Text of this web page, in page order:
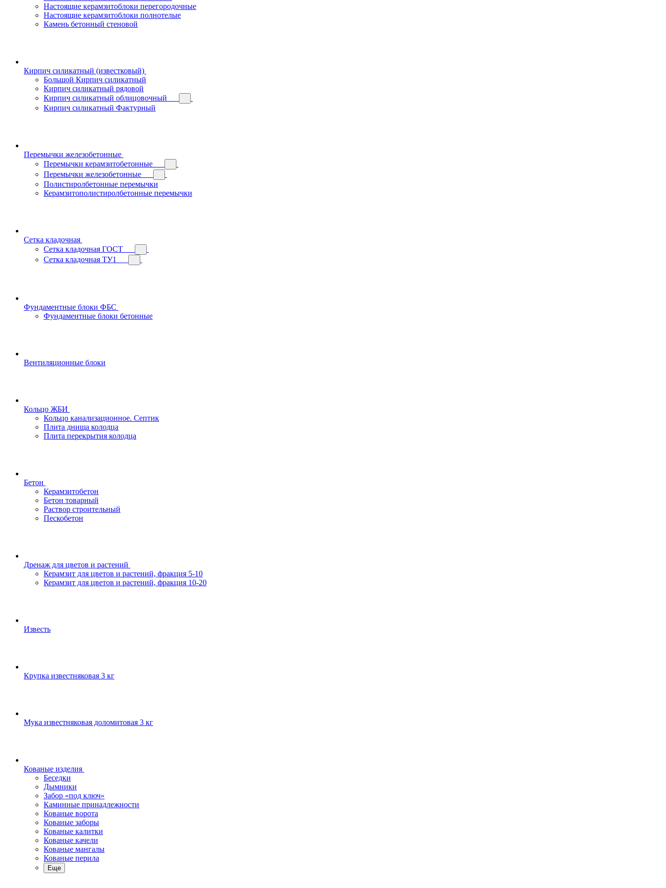
Настоящие керамзитоблоки перегородочные
Настоящие керамзитоблоки полнотелые
Камень бетонный стеновой
Кирпич силикатный (известковый)
Большой Кирпич силикатный
Кирпич силикатный рядовой
Кирпич силикатный облицовочный
Кирпич силикатный Фактурный
Перемычки железобетонные
Перемычки керамзитобетонные
Перемычки железобетонные
Полистиролбетонные перемычки
Керамзитополистиролбетонные перемычки
Сетка кладочная
Сетка кладочная ГОСТ
Сетка кладочная ТУ1
Фундаментные блоки ФБС
Фундаментные блоки бетонные
Вентиляционные блоки
Кольцо ЖБИ
Кольцо канализационное. Септик
Плита днища колодца
Плита перекрытия колодца
Бетон
Керамзитобетон
Бетон товарный
Раствор строительный
Пескобетон
Дренаж для цветов и растений
Керамзит для цветов и растений, фракция 5-10
Керамзит для цветов и растений, фракция 10-20
Известь
Крупка известняковая 3 кг
Мука известняковая доломитовая 3 кг
Кованые изделия
Беседки
Дымники
Забор «под ключ»
Каминные принадлежности
Кованые ворота
Кованые заборы
Кованые калитки
Кованые качели
Кованые мангалы
Кованые перила
Еще